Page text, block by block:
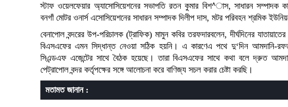
স্টাফ ওয়েলফেয়ার অ্যাসোসিয়েশনের সভাপতি রতন কুমার বিশ^াস, সাধারন সম্পাদক
বনগাঁ মোটর ওনার্স এসোসিয়েশনের সাধারন সম্পাদক দিলীপ দাস, মটর পরিবহন শ্রমিক
বেনাপোল বন্দরের উপ-পরিচালক (ট্রাফিক) মামুন কবির তরফদারবলেন, দীর্ঘদিনের
বিএসএফের এমন সিদ্ধান্ত নেওয়া সঠিক হয়নি। এ কারণেএ পথে দু‘দিন আমদানি-
সিএন্ডএফ এজেন্টের সাথে বৈঠক হয়েছে। তারা বিএসএফের সাথে কথা বলে দ্রুত
পেট্রাপোল বন্দর কর্তৃপক্ষের সঙ্গে আলোচনা করে বাণিজ্য সচল করার চেষ্টা করছি।
মতামত জানান :